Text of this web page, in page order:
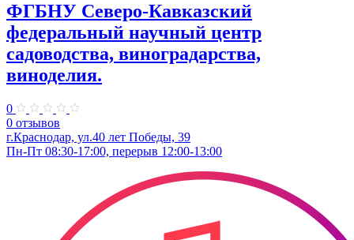
ФГБНУ Северо-Кавказский
федеральный научный центр
садоводства, виноградарства,
виноделия.
0
0 отзывов
г.Краснодар, ул.40 лет Победы, 39
Пн-Пт 08:30-17:00, перерыв 12:00-13:00